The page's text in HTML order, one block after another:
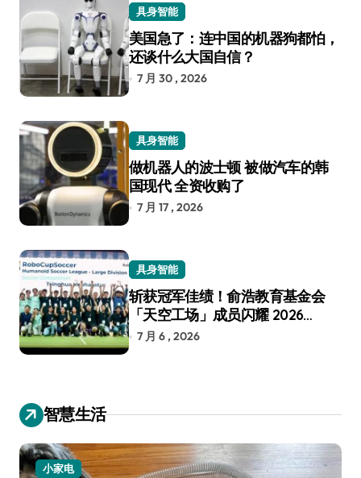
具身智能
美国急了：连中国的机器狗都怕，
还谈什么大国自信？
7 月 30 , 2026
具身智能
做机器人的波士顿 被做汽车的韩
国现代 全资收购了
7 月 17 , 2026
具身智能
斩获冠军佳绩！俞浩教育基金会
「天空工场」成员闪耀 2026
RoboCup 机器人世界杯
7 月 6 , 2026
智慧生活
小家电